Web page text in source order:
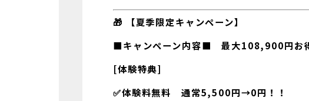
🎁 【夏季限定キャンペーン】
■キャンペーン内容■ 最大108,900円お
[体験特典]
✅体験料無料 通常5,500円→0円！！